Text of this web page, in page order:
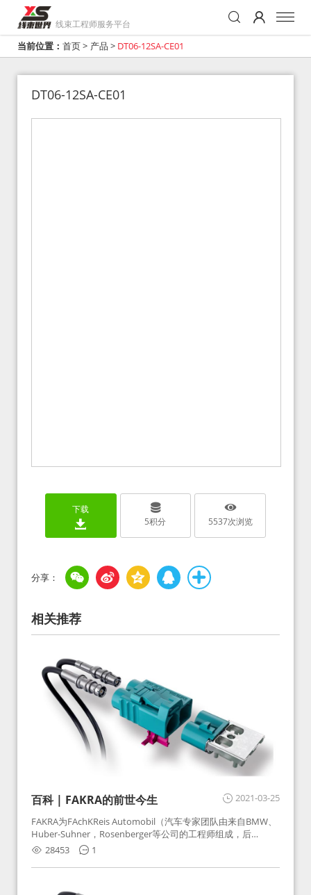
线束工程师服务平台
当前位置： 首页> 产品 > DT06-12SA-CE01
DT06-12SA-CE01
下载
5积分 5537次浏览
相关推荐
2021-03-25
百科 | FAKRA的前世今生
FAKRA为FAchKReis Automobil（汽车专家团队由来自BMW、
Huber-Suhner，Rosenberger等公司的工程师组成，后
Huber-Suhner相关连接器业务及技术在2010年并入
Rosenberger）缩写。起初为BMW需求用于车载收音机天线连
接，如今FAKRA已成为汽车行业通用标准的射频连接器，被业
28453 1